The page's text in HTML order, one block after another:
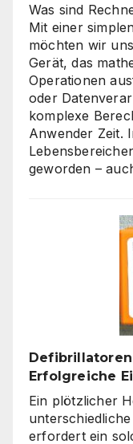
Was sind
Mit einer
möchten wir
Gerät, das
Operationen
oder
komplexe
Anwender Zeit.
geworden –
Erfolgreiche
Ein plötzlicher
erfordert ein